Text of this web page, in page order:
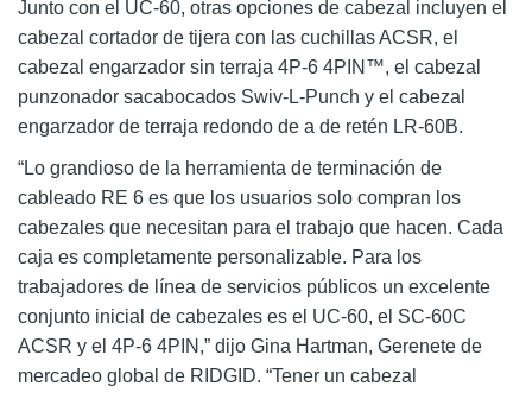
Junto con el UC-60, otras opciones de cabezal incluyen el
cabezal cortador de tijera con las cuchillas ACSR, el
cabezal engarzador sin terraja 4P-6 4PIN™, el cabezal
punzonador sacabocados Swiv-L-Punch y el cabezal
engarzador de terraja redondo de a de retén LR-60B.
“Lo grandioso de la herramienta de terminación de
cableado RE 6 es que los usuarios solo compran los
cabezales que necesitan para el trabajo que hacen. Cada
caja es completamente personalizable. Para los
trabajadores de línea de servicios públicos un excelente
conjunto inicial de cabezales es el UC-60, el SC-60C
ACSR y el 4P-6 4PIN,” dijo Gina Hartman, Gerenete de
mercadeo global de RIDGID. “Tener un cabezal